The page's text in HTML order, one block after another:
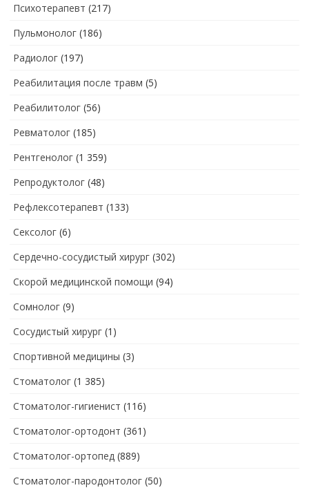
Психотерапевт (217)
Пульмонолог (186)
Радиолог (197)
Реабилитация после травм (5)
Реабилитолог (56)
Ревматолог (185)
Рентгенолог (1 359)
Репродуктолог (48)
Рефлексотерапевт (133)
Сексолог (6)
Сердечно-сосудистый хирург (302)
Скорой медицинской помощи (94)
Сомнолог (9)
Сосудистый хирург (1)
Спортивной медицины (3)
Стоматолог (1 385)
Стоматолог-гигиенист (116)
Стоматолог-ортодонт (361)
Стоматолог-ортопед (889)
Стоматолог-пародонтолог (50)